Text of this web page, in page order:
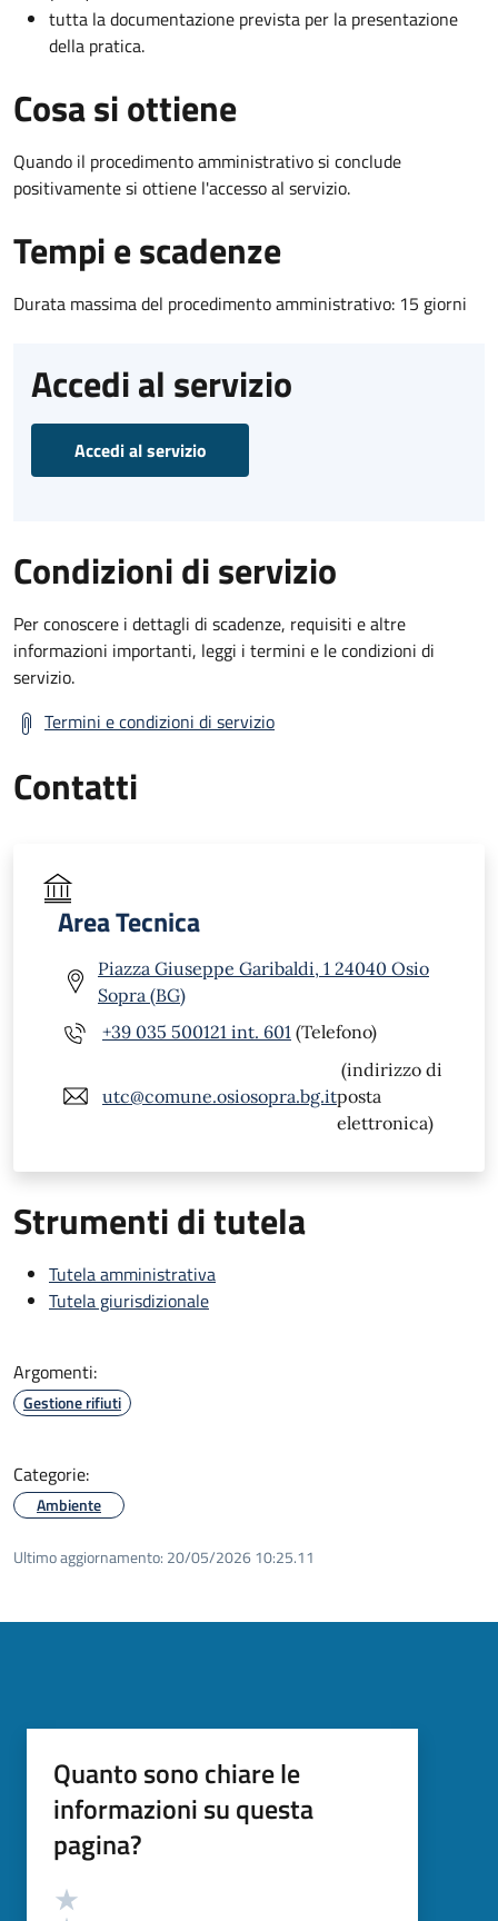
tutta la documentazione prevista per la presentazione
della pratica.
Cosa si ottiene
Quando il procedimento amministrativo si conclude
positivamente si ottiene l'accesso al servizio.
Tempi e scadenze
Durata massima del procedimento amministrativo: 15 giorni
Accedi al servizio
Accedi al servizio
Condizioni di servizio
Per conoscere i dettagli di scadenze, requisiti e altre
informazioni importanti, leggi i termini e le condizioni di
servizio.
Termini e condizioni di servizio
Contatti
Area Tecnica
Piazza Giuseppe Garibaldi, 1 24040 Osio
Sopra (BG)
+39 035 500121 int. 601 (Telefono)
utc@comune.osiosopra.bg.it
(indirizzo di
posta
elettronica)
Strumenti di tutela
Tutela amministrativa
Tutela giurisdizionale
Argomenti:
Gestione rifiuti
Categorie:
Ambiente
Ultimo aggiornamento: 20/05/2026 10:25.11
Quanto sono chiare le
informazioni su questa
pagina?
Valutazione